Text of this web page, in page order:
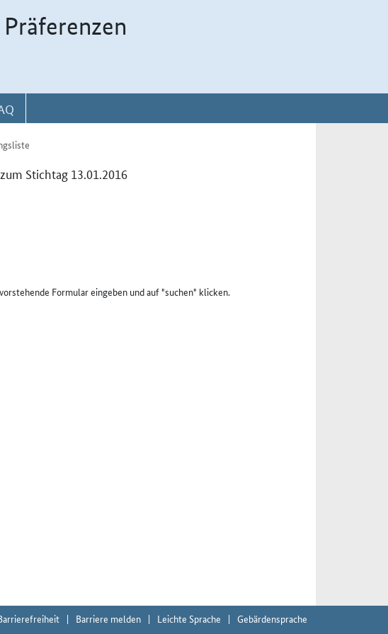
Stichtag 13.01.2016
Formular eingeben und auf "suchen" klicken.
Barriere melden Leichte Sprache Gebärdensprache